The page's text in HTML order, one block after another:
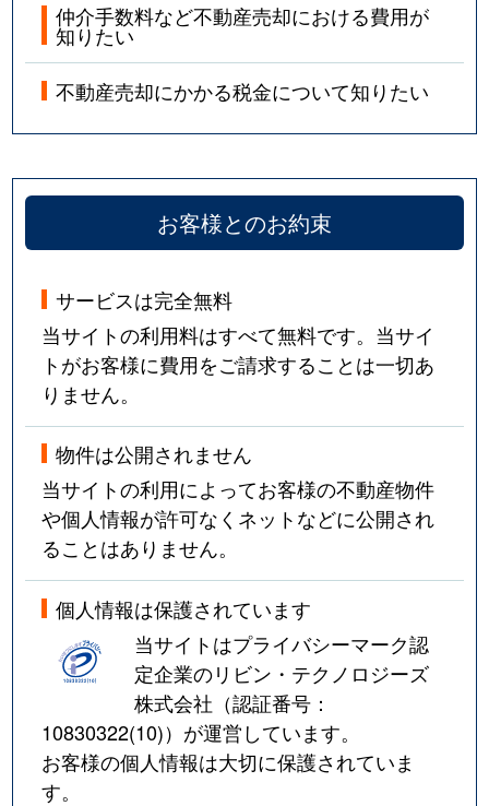
仲介手数料など不動産売却における費用が
知りたい
不動産売却にかかる税金について知りたい
お客様とのお約束
サービスは完全無料
当サイトの利用料はすべて無料です。当サイ
トがお客様に費用をご請求することは一切あ
りません。
物件は公開されません
当サイトの利用によってお客様の不動産物件
や個人情報が許可なくネットなどに公開され
ることはありません。
個人情報は保護されています
当サイトはプライバシーマーク認
定企業のリビン・テクノロジーズ
株式会社（認証番号：
10830322(10)）が運営しています。
お客様の個人情報は大切に保護されていま
す。